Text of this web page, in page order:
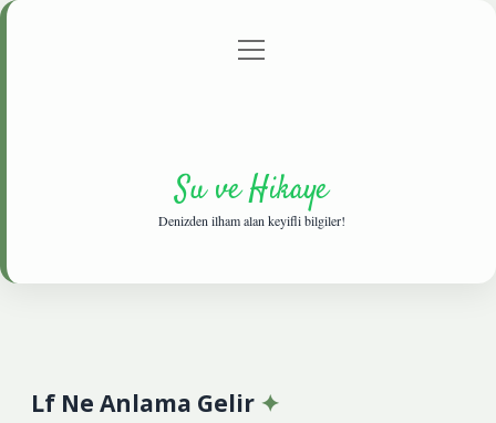
Gizlilik Politikası
menüyü
Su ve Hikaye
Denizden ilham alan keyifli bilgiler!
Lf Ne Anlama Gelir